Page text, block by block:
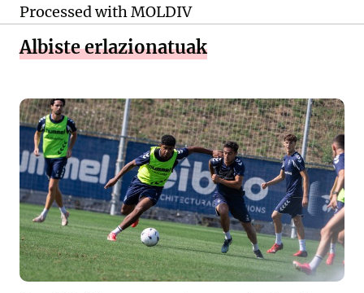
Processed with MOLDIV
Albiste erlazionatuak